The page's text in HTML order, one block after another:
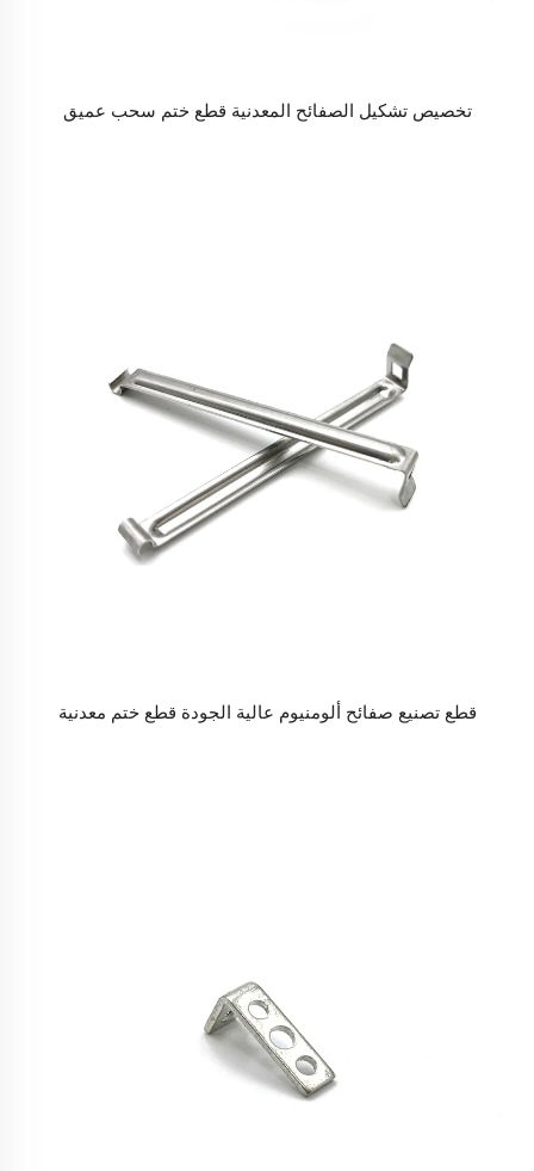
تخصيص تشكيل الصفائح المعدنية قطع ختم سحب عميق
قطع تصنيع صفائح ألومنيوم عالية الجودة قطع ختم معدنية